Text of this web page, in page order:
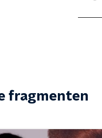
fragmenten